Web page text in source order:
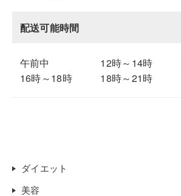
配送可能時間
午前中 12時～14時
16時～18時
18時～21時
ダイエット
美容